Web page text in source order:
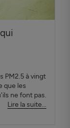
PM2.5 à vingt
que les
ne font pas.
Lire la suite...